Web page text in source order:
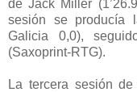
de Jack Miller
sesión se producía
Galicia 0,0),
(Saxoprint-RTG).
La tercera sesión